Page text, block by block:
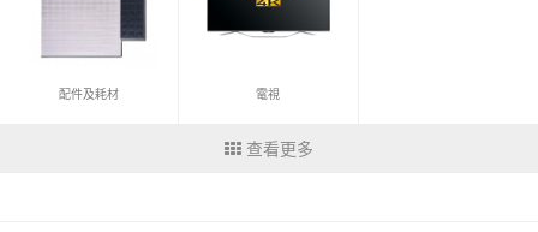
配件及耗材 電視
查看更多